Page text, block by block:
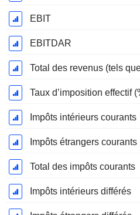
EBIT
EBITDAR
Total des revenus (tels
Taux d’imposition effectif
Impôts intérieurs courants
Impôts étrangers courants
Total des impôts courants
Impôts intérieurs différés